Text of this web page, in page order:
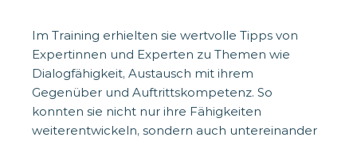
Im Training erhielten sie wertvolle Tipps von
Expertinnen und Experten zu Themen wie
Dialogfähigkeit, Austausch mit ihrem
Gegenüber und Auftrittskompetenz. So
konnten sie nicht nur ihre Fähigkeiten
weiterentwickeln, sondern auch untereinander